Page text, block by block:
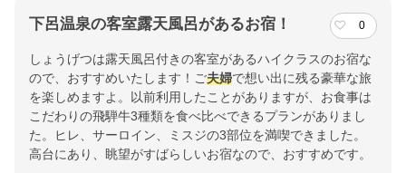
下呂温泉の客室露天風呂があるお宿！ 0
しょうげつは露天風呂付きの客室があるハイクラスのお宿な
ので、おすすめいたします！ご夫婦で想い出に残る豪華な旅
を楽しめますよ。以前利用したことがありますが、お食事は
こだわりの飛騨牛3種類を食べ比べできるプランがありまし
た。ヒレ、サーロイン、ミスジの3部位を満喫できました。
高台にあり、眺望がすばらしいお宿なので、おすすめです。